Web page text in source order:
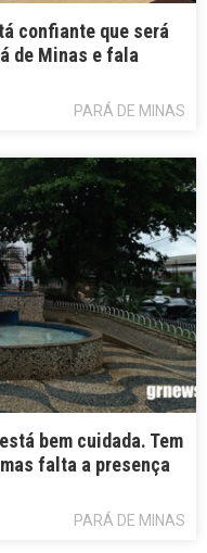
confiante que será
de Minas e fala
PARÁ DE MINAS
bem cuidada. Tem
falta a presença
PARÁ DE MINAS